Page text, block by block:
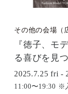
その他の会場（
『徳子、モ
る喜びを見
2025.7.25 fri -
11:00〜19:30 ※